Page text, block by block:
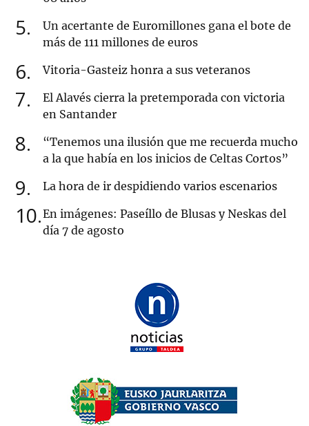
5
Un acertante de Euromillones gana el bote de
más de 111 millones de euros
6 Vitoria-Gasteiz honra a sus veteranos
7
El Alavés cierra la pretemporada con victoria
en Santander
8
“Tenemos una ilusión que me recuerda mucho
a la que había en los inicios de Celtas Cortos”
9 La hora de ir despidiendo varios escenarios
10 En imágenes: Paseíllo de Blusas y Neskas del
día 7 de agosto